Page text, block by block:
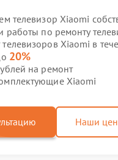
телевизор Xiaomi
работы по ремонту
Xiaomi в
20%
на ремонт
Xiaomi
Наши